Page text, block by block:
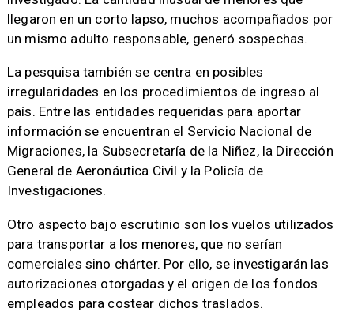
llegaron en un corto lapso, muchos acompañados por
un mismo adulto responsable, generó sospechas.
La pesquisa también se centra en posibles
irregularidades en los procedimientos de ingreso al
país. Entre las entidades requeridas para aportar
información se encuentran el Servicio Nacional de
Migraciones, la Subsecretaría de la Niñez, la Dirección
General de Aeronáutica Civil y la Policía de
Investigaciones.
Otro aspecto bajo escrutinio son los vuelos utilizados
para transportar a los menores, que no serían
comerciales sino chárter. Por ello, se investigarán las
autorizaciones otorgadas y el origen de los fondos
empleados para costear dichos traslados.